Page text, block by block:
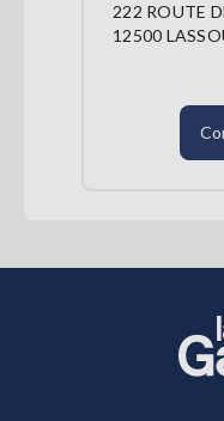
222 ROUTE
12500